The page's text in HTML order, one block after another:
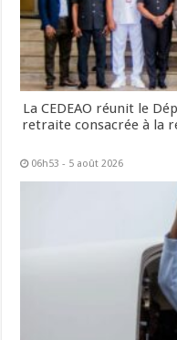
La CEDEAO réunit le
retraite consacrée à la
06h53 - 5 août 2026